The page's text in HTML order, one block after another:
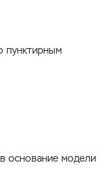
пунктирным
основание модели